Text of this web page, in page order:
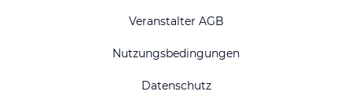
Veranstalter AGB
Nutzungsbedingungen
Datenschutz